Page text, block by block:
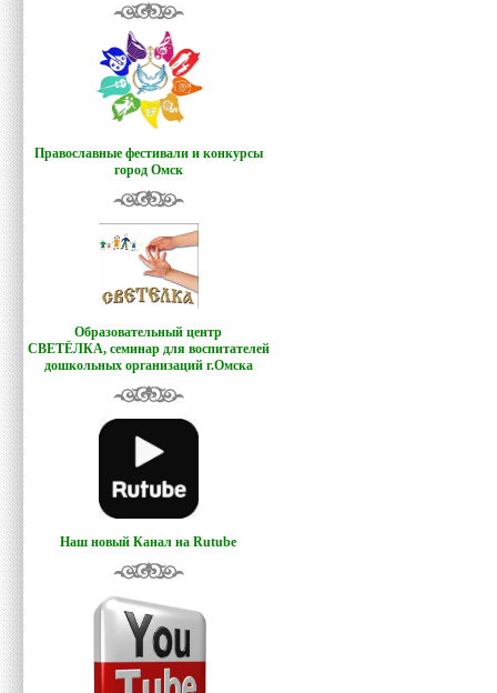
Православные фестивали и конкурсы
город Омск
Образовательный центр
СВЕТЁЛКА, семинар для воспитателей
дошкольных организаций г.Омска
Наш новый Канал на Rutube